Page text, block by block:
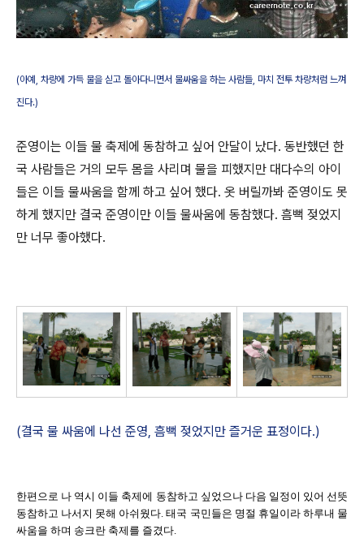
(아예, 차량에 가득 물을 싣고 돌아다니면서 물싸움을 하는 사람들, 마치 전투 차량처럼 느껴
진다.)
준영이는 이들 물 축제에 동참하고 싶어 안달이 났다. 동반했던 한
국 사람들은 거의 모두 몸을 사리며 물을 피했지만 대다수의 아이
들은 이들 물싸움을 함께 하고 싶어 했다. 옷 버릴까봐 준영이도 못
하게 했지만 결국 준영이만 이들 물싸움에 동참했다. 흠뻑 젖었지
만 너무 좋아했다.
(결국 물 싸움에 나선 준영, 흠뻑 젖었지만 즐거운 표정이다.)
한편으로 나 역시 이들 축제에 동참하고 싶었으나 다음 일정이 있어 선뜻
동참하고 나서지 못해 아쉬웠다. 태국 국민들은 명절 휴일이라 하루내 물
싸움을 하며 송크란 축제를 즐겼다.